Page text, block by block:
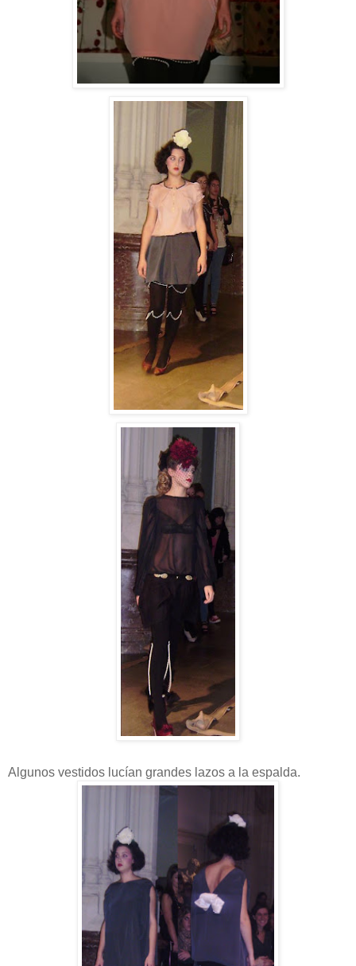
Algunos vestidos lucían grandes lazos a la espalda.